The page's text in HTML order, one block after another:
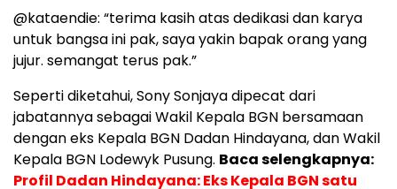
@kataendie: “terima kasih atas dedikasi dan karya
untuk bangsa ini pak, saya yakin bapak orang yang
jujur. semangat terus pak.”
Seperti diketahui, Sony Sonjaya dipecat dari
jabatannya sebagai Wakil Kepala BGN bersamaan
dengan eks Kepala BGN Dadan Hindayana, dan Wakil
Kepala BGN Lodewyk Pusung. Baca selengkapnya:
Profil Dadan Hindayana: Eks Kepala BGN satu